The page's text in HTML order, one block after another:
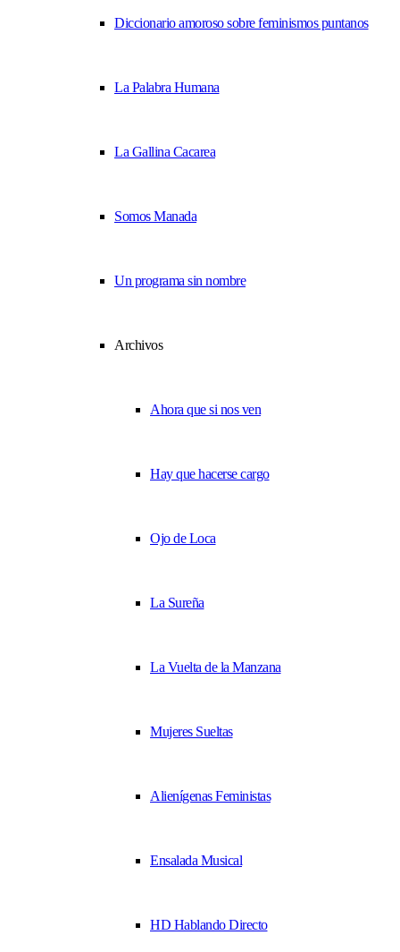
Diccionario amoroso sobre feminismos puntanos
La Palabra Humana
La Gallina Cacarea
Somos Manada
Un programa sin nombre
Archivos
Ahora que si nos ven
Hay que hacerse cargo
Ojo de Loca
La Sureña
La Vuelta de la Manzana
Mujeres Sueltas
Alienígenas Feministas
Ensalada Musical
HD Hablando Directo